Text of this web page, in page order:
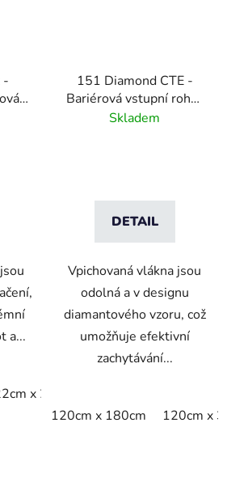
-
a...
x 244cm
151 Diamond CTE -
Bariérová vstupní rohož
Notrax s Aqua Dam -
Skladem
DETAIL
Vpichovaná vlákna jsou
odolná a v designu
diamantového vzoru, což
umožňuje efektivní
zachytávání...
120cm x 180cm 120cm x